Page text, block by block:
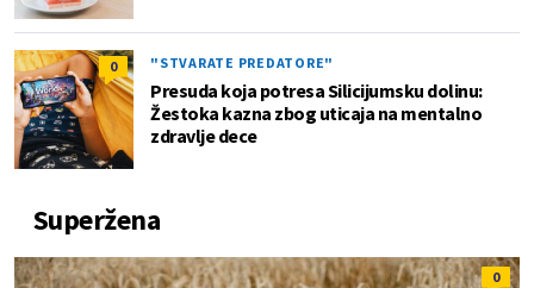
0 "STVARATE PREDATORE"
Presuda koja potresa Silicijumsku dolinu:
Žestoka kazna zbog uticaja na mentalno
zdravlje dece
Superžena
0